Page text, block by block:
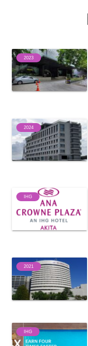
2023
2024
IHG
2021
IHG